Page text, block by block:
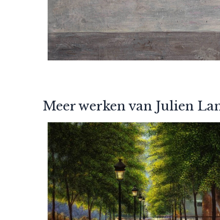
Meer werken van Julien